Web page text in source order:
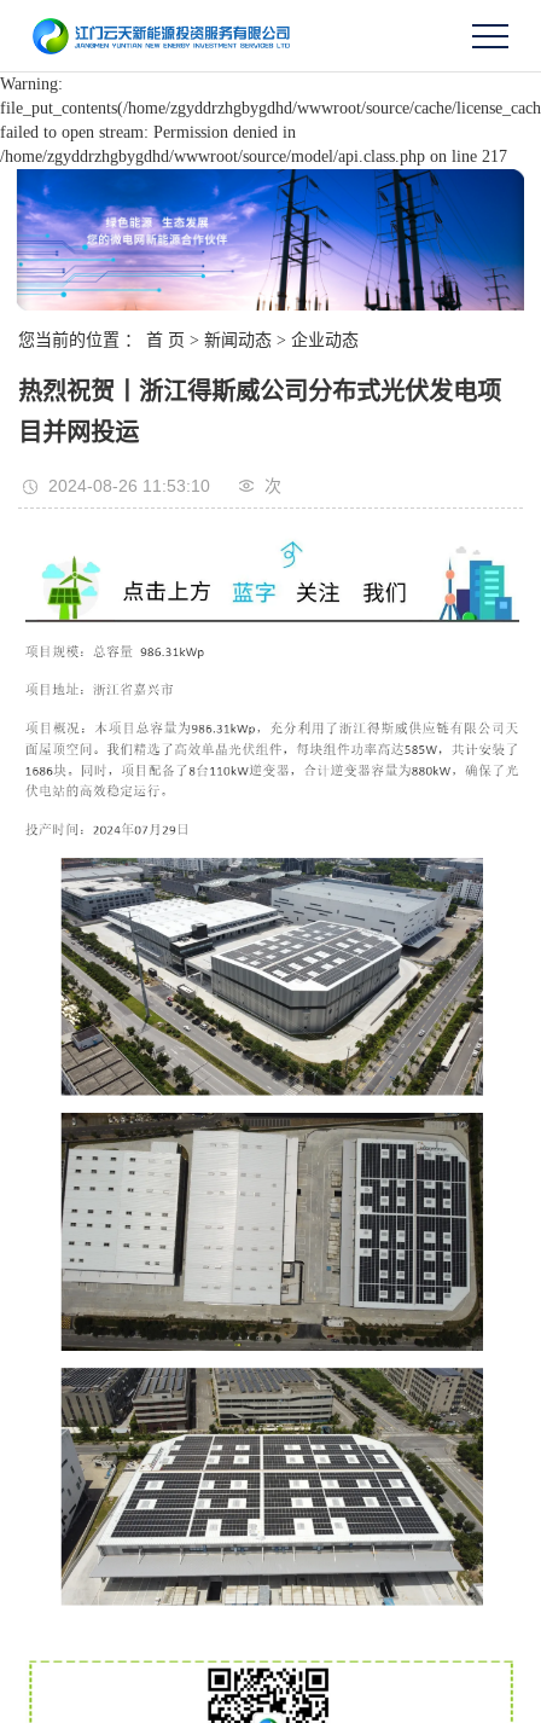
Warning:
file_put_contents(/home/zgyddrzhgbygdhd/wwwroot/source/cache/
failed to open stream: Permission denied in
/home/zgyddrzhgbygdhd/wwwroot/source/model/api.class.php on line 217
您当前的位置 ： 首 页 > 新闻动态 > 企业动态
热烈祝贺丨浙江得斯威公司分布式光伏发电项
目并网投运
2024-08-26 11:53:10 次